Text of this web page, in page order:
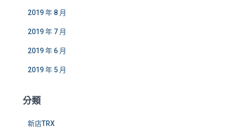
2019 年 8 月
2019 年 7 月
2019 年 6 月
2019 年 5 月
分類
新店TRX